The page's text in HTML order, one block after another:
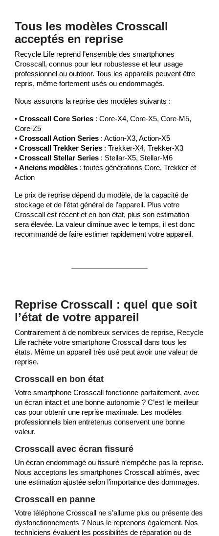
Tous les modèles Crosscall
acceptés en reprise
Recycle Life reprend l’ensemble des smartphones
Crosscall, connus pour leur robustesse et leur usage
professionnel ou outdoor. Tous les appareils peuvent être
repris, même fortement usés ou endommagés.
Nous assurons la reprise des modèles suivants :
• Crosscall Core Series : Core-X4, Core-X5, Core-M5,
Core-Z5
• Crosscall Action Series : Action-X3, Action-X5
• Crosscall Trekker Series : Trekker-X4, Trekker-X3
• Crosscall Stellar Series : Stellar-X5, Stellar-M6
• Anciens modèles : toutes générations Core, Trekker et
Action
Le prix de reprise dépend du modèle, de la capacité de
stockage et de l’état général de l’appareil. Plus votre
Crosscall est récent et en bon état, plus son estimation
sera élevée. La valeur diminue avec le temps, il est donc
recommandé de faire estimer rapidement votre appareil.
Reprise Crosscall : quel que soit
l’état de votre appareil
Contrairement à de nombreux services de reprise, Recycle
Life rachète votre smartphone Crosscall dans tous les
états. Même un appareil très usé peut avoir une valeur de
reprise.
Crosscall en bon état
Votre smartphone Crosscall fonctionne parfaitement, avec
un écran intact et une bonne autonomie ? C’est le meilleur
cas pour obtenir une reprise maximale. Les modèles
professionnels bien entretenus conservent une bonne
valeur.
Crosscall avec écran fissuré
Un écran endommagé ou fissuré n’empêche pas la reprise.
Nous acceptons les smartphones Crosscall abîmés, avec
une estimation ajustée selon l’importance des dommages.
Crosscall en panne
Votre téléphone Crosscall ne s’allume plus ou présente des
dysfonctionnements ? Nous le reprenons également. Nos
techniciens évaluent les possibilités de réparation ou de